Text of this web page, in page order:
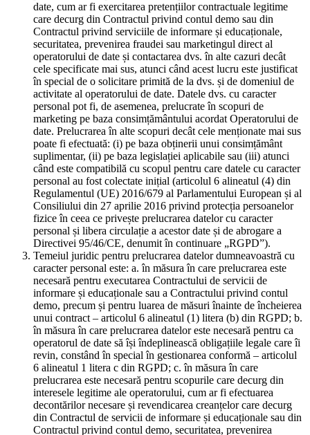
date, cum ar fi exercitarea pretențiilor contractuale legitime
care decurg din Contractul privind contul demo sau din
Contractul privind serviciile de informare și educaționale,
securitatea, prevenirea fraudei sau marketingul direct al
operatorului de date și contactarea dvs. în alte cazuri decât
cele specificate mai sus, atunci când acest lucru este justificat
în special de o solicitare primită de la dvs. și de domeniul de
activitate al operatorului de date. Datele dvs. cu caracter
personal pot fi, de asemenea, prelucrate în scopuri de
marketing pe baza consimțământului acordat Operatorului de
date. Prelucrarea în alte scopuri decât cele menționate mai sus
poate fi efectuată: (i) pe baza obținerii unui consimțământ
suplimentar, (ii) pe baza legislației aplicabile sau (iii) atunci
când este compatibilă cu scopul pentru care datele cu caracter
personal au fost colectate inițial (articolul 6 alineatul (4) din
Regulamentul (UE) 2016/679 al Parlamentului European și al
Consiliului din 27 aprilie 2016 privind protecția persoanelor
fizice în ceea ce privește prelucrarea datelor cu caracter
personal și libera circulație a acestor date și de abrogare a
Directivei 95/46/CE, denumit în continuare „RGPD”).
Temeiul juridic pentru prelucrarea datelor dumneavoastră cu
caracter personal este: a. în măsura în care prelucrarea este
necesară pentru executarea Contractului de servicii de
informare și educaționale sau a Contractului privind contul
demo, precum și pentru luarea de măsuri înainte de încheierea
unui contract – articolul 6 alineatul (1) litera (b) din RGPD; b.
în măsura în care prelucrarea datelor este necesară pentru ca
operatorul de date să își îndeplinească obligațiile legale care îi
revin, constând în special în gestionarea conformă – articolul
6 alineatul 1 litera c din RGPD; c. în măsura în care
prelucrarea este necesară pentru scopurile care decurg din
interesele legitime ale operatorului, cum ar fi efectuarea
decontărilor necesare și revendicarea creanțelor care decurg
din Contractul de servicii de informare și educaționale sau din
Contractul privind contul demo, securitatea, prevenirea